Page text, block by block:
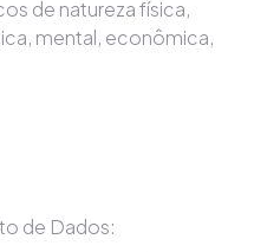
de natureza física,
mental, econômica,
de Dados: